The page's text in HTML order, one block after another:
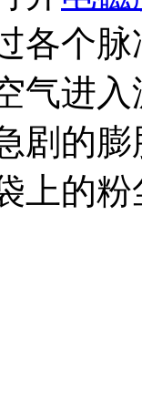
各个
气进
剧的
上的粉